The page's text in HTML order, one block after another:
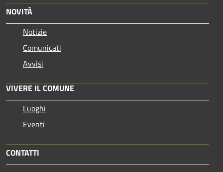
NOVITÀ
Notizie
Comunicati
Avvisi
VIVERE IL COMUNE
Luoghi
Eventi
CONTATTI